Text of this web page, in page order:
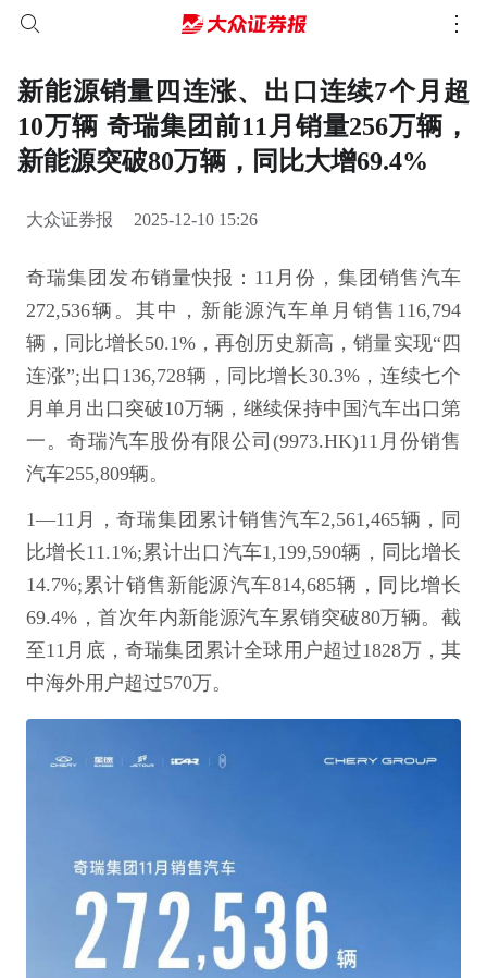
新能源销量四连涨、出口连续7个月超
10万辆 奇瑞集团前11月销量256万辆，
新能源突破80万辆，同比大增69.4%
大众证券报 2025-12-10 15:26
奇瑞集团发布销量快报：11月份，集团销售汽车
272,536辆。其中，新能源汽车单月销售116,794
辆，同比增长50.1%，再创历史新高，销量实现“四
连涨”;出口136,728辆，同比增长30.3%，连续七个
月单月出口突破10万辆，继续保持中国汽车出口第
一。奇瑞汽车股份有限公司(9973.HK)11月份销售
汽车255,809辆。
1—11月，奇瑞集团累计销售汽车2,561,465辆，同
比增长11.1%;累计出口汽车1,199,590辆，同比增长
14.7%;累计销售新能源汽车814,685辆，同比增长
69.4%，首次年内新能源汽车累销突破80万辆。截
至11月底，奇瑞集团累计全球用户超过1828万，其
中海外用户超过570万。